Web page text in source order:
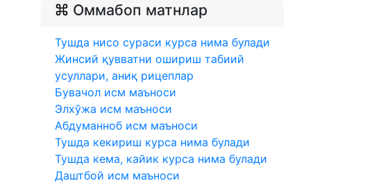
Оммабоп матнлар
Тушда нисо сураси курса нима булади
Жинсий қувватни ошириш табиий
усуллари, аниқ рицеплар
Бувачол исм маъноси
Элхўжа исм маъноси
Абдуманноб исм маъноси
Тушда кекириш курса нима булади
Тушда кема, кайик курса нима булади
Даштбой исм маъноси